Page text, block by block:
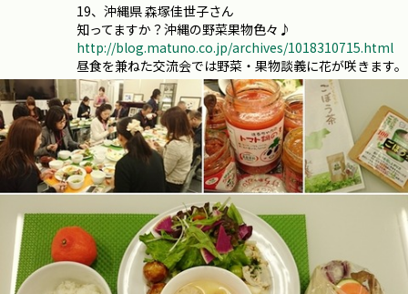
19、沖縄県 森塚佳世子さん
知ってますか？沖縄の野菜果物色々♪
http://blog.matuno.co.jp/archives/1018310715.html
昼食を兼ねた交流会では野菜・果物談義に花が咲きます。